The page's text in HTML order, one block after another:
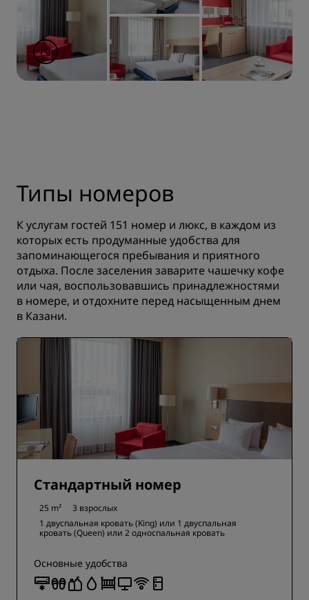
Типы номеров
К услугам гостей 151 номер и люкс, в каждом из
которых есть продуманные удобства для
запоминающегося пребывания и приятного
отдыха. После заселения заварите чашечку кофе
или чая, воспользовавшись принадлежностями
в номере, и отдохните перед насыщенным днем
в Казани.
Стандартный номер
25 m²
3 взрослых
1 двуспальная кровать (King) или 1 двуспальная
кровать (Queen) или 2 односпальная кровать
Основные удобства